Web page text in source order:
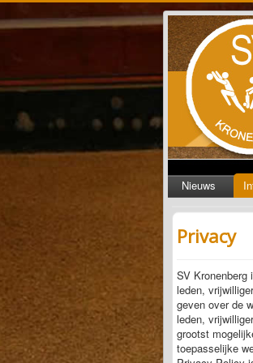
Nieuws
Privacy
SV Kronenberg
leden,
geven over de
leden,
grootst
toepasselijke